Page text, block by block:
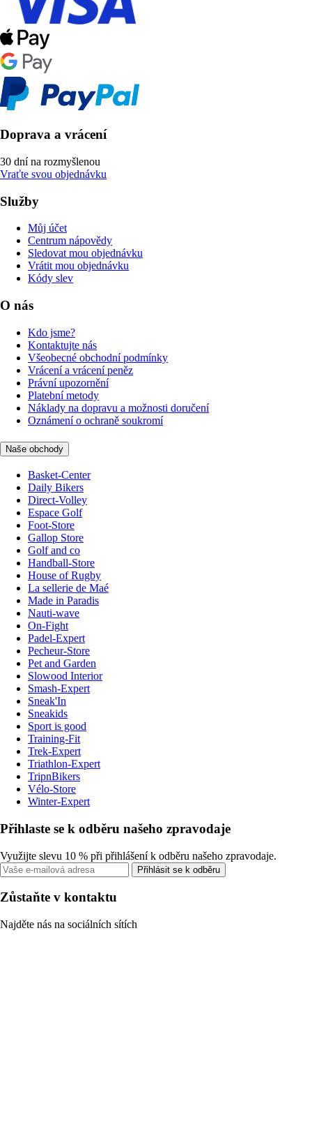
Doprava a vrácení
30 dní na rozmyšlenou
Vraťte svou objednávku
Služby
Můj účet
Centrum nápovědy
Sledovat mou objednávku
Vrátit mou objednávku
Kódy slev
O nás
Kdo jsme?
Kontaktujte nás
Všeobecné obchodní podmínky
Vrácení a vrácení peněz
Právní upozornění
Platební metody
Náklady na dopravu a možnosti doručení
Oznámení o ochraně soukromí
Naše obchody
Basket-Center
Daily Bikers
Direct-Volley
Espace Golf
Foot-Store
Gallop Store
Golf and co
Handball-Store
House of Rugby
La sellerie de Maé
Made in Paradis
Nauti-wave
On-Fight
Padel-Expert
Pecheur-Store
Pet and Garden
Slowood Interior
Smash-Expert
Sneak'In
Sneakids
Sport is good
Training-Fit
Trek-Expert
Triathlon-Expert
TripnBikers
Vélo-Store
Winter-Expert
Přihlaste se k odběru našeho zpravodaje
Využijte slevu 10 % při přihlášení k odběru našeho zpravodaje.
Přihlásit se k odběru
Zůstaňte v kontaktu
Najděte nás na sociálních sítích